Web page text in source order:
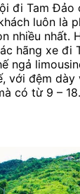
đi Tam Đảo
luôn là
nhiều nhất.
hãng xe đi
ngả
với đệm
có từ 9 –